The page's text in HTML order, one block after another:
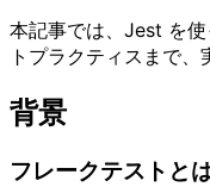
本記事では、Jest を
トプラクティスまで
背景
フレークテストと